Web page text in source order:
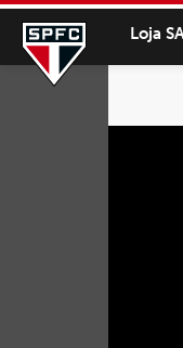
Loja